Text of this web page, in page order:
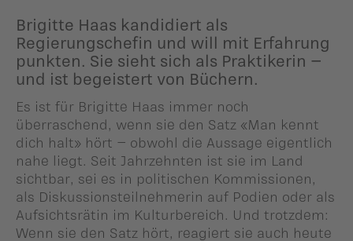
Brigitte Haas kandidiert als
Regierungschefin und will mit Erfahrung
punkten. Sie sieht sich als Praktikerin –
und ist begeistert von Büchern.
Es ist für Brigitte Haas immer noch
überraschend, wenn sie den Satz «Man kennt
dich halt» hört – obwohl die Aussage eigentlich
nahe liegt. Seit Jahrzehnten ist sie im Land
sichtbar, sei es in politischen Kommissionen,
als Diskussionsteilnehmerin auf Podien oder als
Aufsichtsrätin im Kulturbereich. Und trotzdem:
Wenn sie den Satz hört, reagiert sie auch heute